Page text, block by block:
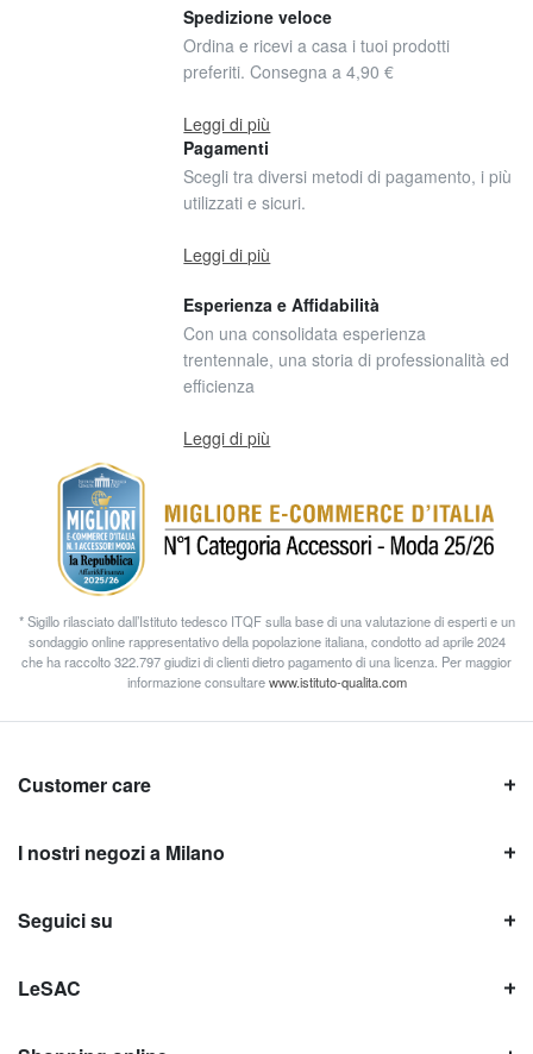
Spedizione veloce
Ordina e ricevi a casa i tuoi prodotti
preferiti. Consegna a 4,90 €
Leggi di più
Pagamenti
Scegli tra diversi metodi di pagamento, i più
utilizzati e sicuri.
Leggi di più
Esperienza e Affidabilità
Con una consolidata esperienza
trentennale, una storia di professionalità ed
efficienza
Leggi di più
* Sigillo rilasciato dall’Istituto tedesco ITQF sulla base di una valutazione di esperti e un
sondaggio online rappresentativo della popolazione italiana, condotto ad aprile 2024
che ha raccolto 322.797 giudizi di clienti dietro pagamento di una licenza. Per maggior
informazione consultarewww.istituto-qualita.com
Customer care
I nostri negozi a Milano
Seguici su
LeSAC